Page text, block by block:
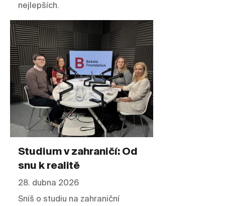
nejlepších.
Studium v zahraničí: Od
snu k realitě
28. dubna 2026
Sníš o studiu na zahraniční